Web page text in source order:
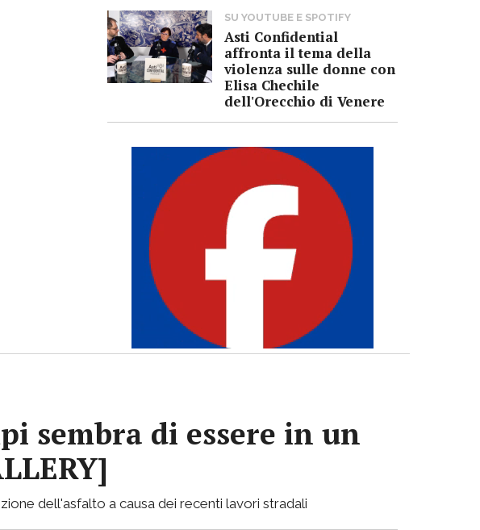
SU YOUTUBE E SPOTIFY
Asti Confidential
affronta il tema della
violenza sulle donne con
Elisa Chechile
dell'Orecchio di Venere
sembra di essere in un
dell'asfalto a causa dei recenti lavori stradali